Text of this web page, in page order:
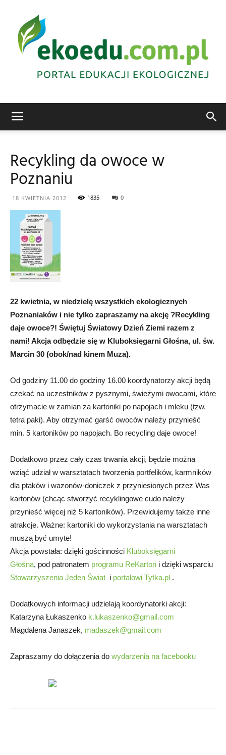
Recykling da owoce w
Poznaniu
18 KWIETNIA 2012 1835 0
22 kwietnia, w niedzielę wszystkich ekologicznych
Poznaniaków i nie tylko zapraszamy na akcję ?Recykling
daje owoce?! Świętuj Światowy Dzień Ziemi razem z
nami! Akcja odbędzie się w Kluboksięgarni Głośna, ul. św.
Marcin 30 (obok/nad kinem Muza).
Od godziny 11.00 do godziny 16.00 koordynatorzy akcji będą
czekać na uczestników z pysznymi, świeżymi owocami, które
otrzymacie w zamian za kartoniki po napojach i mleku (tzw.
tetra paki). Aby otrzymać garść owoców należy przynieść
min. 5 kartoników po napojach. Bo recycling daje owoce!
Dodatkowo przez cały czas trwania akcji, będzie można
wziąć udział w warsztatach tworzenia portfelików, karmników
dla ptaków i wazonów-doniczek z przyniesionych przez Was
kartonów (chcąc stworzyć recyklingowe cudo należy
przynieść więcej niż 5 kartoników). Przewidujemy także inne
atrakcje. Ważne: kartoniki do wykorzystania na warsztatach
muszą być umyte!
Akcja powstała: dzięki gościnności Kluboksięgarni
Głośna, pod patronatem programu ReKarton i dzięki wsparciu
Stowarzyszenia Jeden Świat i portalowi Tytka.pl .
Dodatkowych informacji udzielają koordynatorki akcji:
Katarzyna Łukaszenko k.lukaszenko@gmail.com
Magdalena Janaszek, madaszek@gmail.com
Zapraszamy do dołączenia do wydarzenia na facebooku